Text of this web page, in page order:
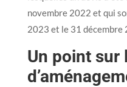
novembre 2022 et qui
2023 et le 31 décembre
Un point sur